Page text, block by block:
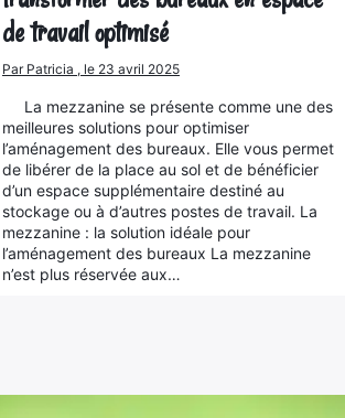
de travail optimisé
Par Patricia , le 23 avril 2025
La mezzanine se présente comme une des
meilleures solutions pour optimiser
l’aménagement des bureaux. Elle vous permet
de libérer de la place au sol et de bénéficier
d’un espace supplémentaire destiné au
stockage ou à d’autres postes de travail. La
mezzanine : la solution idéale pour
l’aménagement des bureaux La mezzanine
n’est plus réservée aux…